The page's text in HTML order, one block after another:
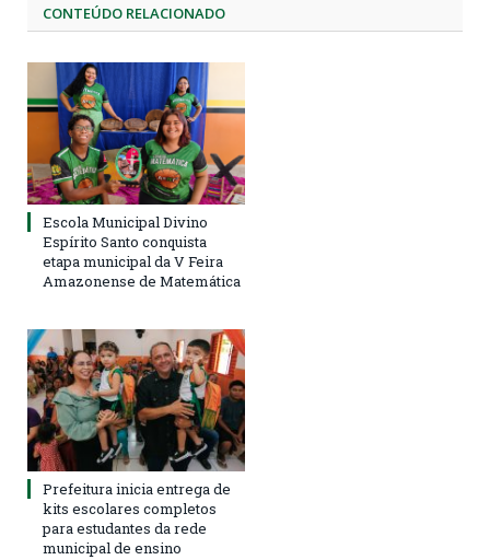
CONTEÚDO RELACIONADO
Escola Municipal Divino
Espírito Santo conquista
etapa municipal da V Feira
Amazonense de Matemática
Prefeitura inicia entrega de
kits escolares completos
para estudantes da rede
municipal de ensino